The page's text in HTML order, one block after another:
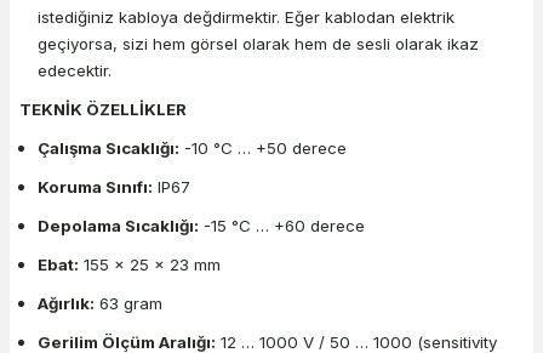
istediğiniz kabloya değdirmektir. Eğer kablodan elektrik
geçiyorsa, sizi hem görsel olarak hem de sesli olarak ikaz
edecektir.
TEKNİK ÖZELLİKLER
Çalışma Sıcaklığı: -10 °C … +50 derece
Koruma Sınıfı: IP67
Depolama Sıcaklığı: -15 °C … +60 derece
Ebat: 155 x 25 x 23 mm
Ağırlık: 63 gram
Gerilim Ölçüm Aralığı: 12 … 1000 V / 50 … 1000 (sensitivity